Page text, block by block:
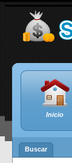
Inicio
Buscar